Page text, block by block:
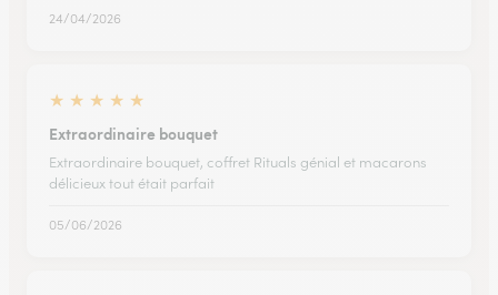
24/04/2026
★ ★ ★ ★ ★
Extraordinaire bouquet
Extraordinaire bouquet, coffret Rituals génial et macarons
délicieux tout était parfait
05/06/2026